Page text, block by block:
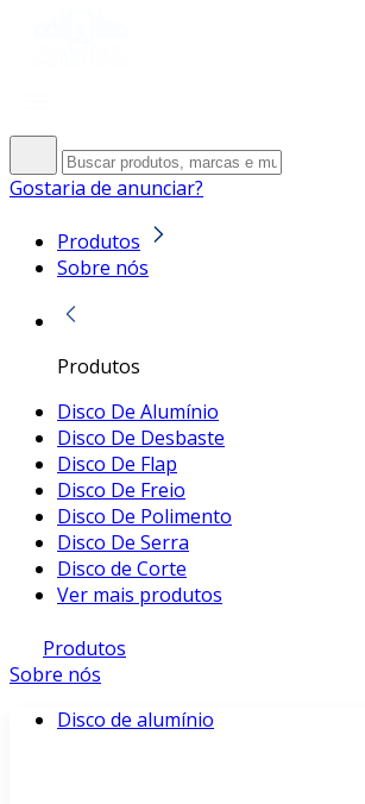
Gostaria de anunciar?
Produtos
Sobre nós
Produtos
Disco De Alumínio
Disco De Desbaste
Disco De Flap
Disco De Freio
Disco De Polimento
Disco De Serra
Disco de Corte
Ver mais produtos
Produtos
Sobre nós
Disco de alumínio